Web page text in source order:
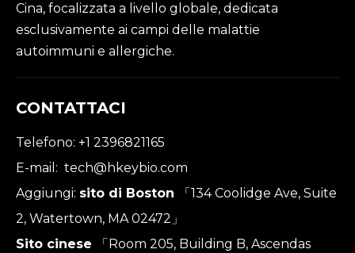
Cina, focalizzata a livello globale, dedicata
esclusivamente ai campi delle malattie
autoimmuni e allergiche.
CONTATTACI
Telefono: +1 2396821165
E-mail: tech@hkeybio.com
Aggiungi: sito di Boston
「134 Coolidge Ave, Suite
2, Watertown, MA 02472」
Sito cinese
「Room 205, Building B, Ascendas